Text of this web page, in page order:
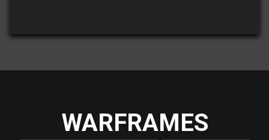
WARFRAMES